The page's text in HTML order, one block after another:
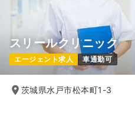
その他正看護師
日勤のみ（常勤）
給与 26.4万円 /月 賞与58.7万円
スリールクリニック
エージェント求人 車通勤可
茨城県水戸市松本町1-3